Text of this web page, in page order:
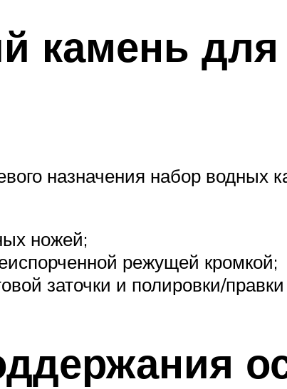
камень для
назначения набор водных
ножей;
режущей кромкой;
заточки и полировки/